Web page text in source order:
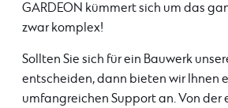
GARDEON kümmert sich um das
zwar komplex!
Sollten Sie sich für ein Bauwerk
entscheiden, dann bieten wir Ihnen
umfangreichen Support an. Von der